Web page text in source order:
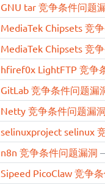
GNU tar 竞争条件问题
MediaTek Chipsets 竞
MediaTek Chipsets 竞
hfiref0x LightFTP 竞争
GitLab 竞争条件问题漏
Netty 竞争条件问题漏洞
selinuxproject selinux
n8n 竞争条件问题漏洞
Sipeed PicoClaw 竞争